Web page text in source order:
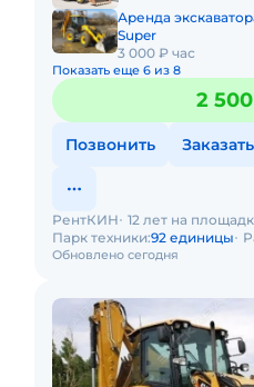
Аренда
Super
3 000 ₽ час
Показать еще 6 из 8
2
Позвонить Заказать
Обновлено сегодня
РентКИН 12 лет на
Парк техники:92 единицы